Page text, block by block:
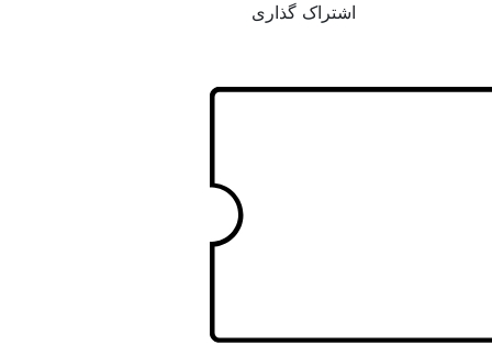
اشتراک گذاری